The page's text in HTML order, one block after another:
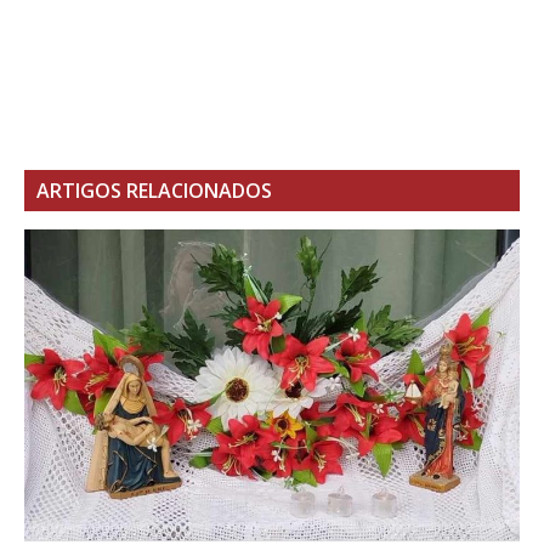
ARTIGOS RELACIONADOS